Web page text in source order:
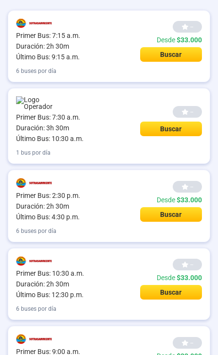
Primer Bus: 7:15 a.m.
Duración: 2h 30m
Último Bus: 9:15 a.m.
--
Desde$33.000
Buscar
6 buses por día
Primer Bus: 7:30 a.m.
Duración: 3h 30m
Último Bus: 10:30 a.m.
--
Buscar
1 bus por día
Primer Bus: 2:30 p.m.
Duración: 2h 30m
Último Bus: 4:30 p.m.
--
Desde$33.000
Buscar
6 buses por día
Primer Bus: 10:30 a.m.
Duración: 2h 30m
Último Bus: 12:30 p.m.
--
Desde$33.000
Buscar
6 buses por día
Primer Bus: 9:00 a.m.
--